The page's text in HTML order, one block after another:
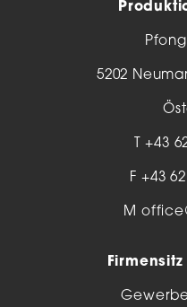
5202
T+43
F +43
M